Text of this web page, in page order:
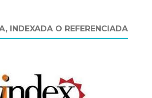
INDEXADA O REFERENCIADA